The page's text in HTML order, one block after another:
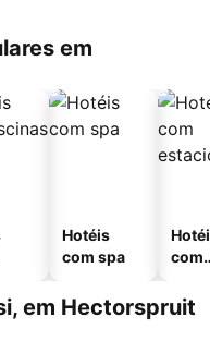
em
Hotéis
com spa
com
em Hectorspruit